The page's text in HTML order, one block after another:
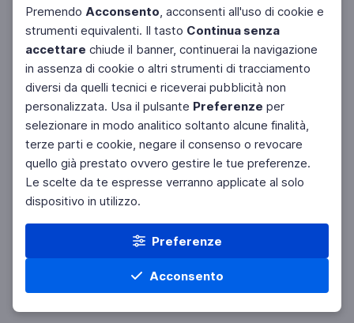
Premendo Acconsento, acconsenti all'uso di cookie e
strumenti equivalenti. Il tasto Continua senza
accettare chiude il banner, continuerai la navigazione
in assenza di cookie o altri strumenti di tracciamento
diversi da quelli tecnici e riceverai pubblicità non
personalizzata. Usa il pulsante Preferenze per
selezionare in modo analitico soltanto alcune finalità,
terze parti e cookie, negare il consenso o revocare
quello già prestato ovvero gestire le tue preferenze.
Le scelte da te espresse verranno applicate al solo
dispositivo in utilizzo.
Preferenze
Acconsento
Home Materie Cerca Menu
Facebook Twitter Instagram